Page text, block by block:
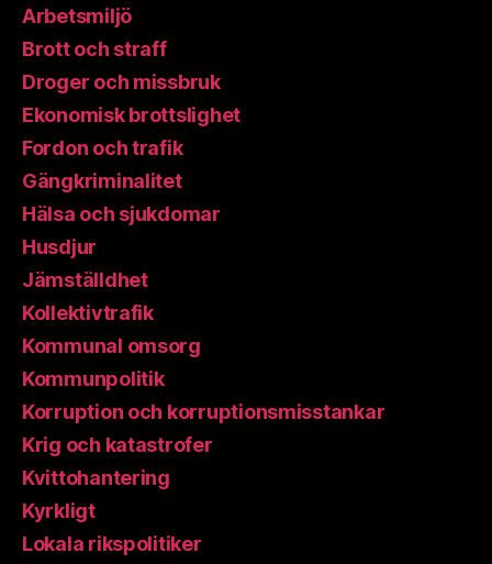
Arbetsmiljö
Brott och straff
Droger och missbruk
Ekonomisk brottslighet
Fordon och trafik
Gängkriminalitet
Hälsa och sjukdomar
Husdjur
Jämställdhet
Kollektivtrafik
Kommunal omsorg
Kommunpolitik
Korruption och korruptionsmisstankar
Krig och katastrofer
Kvittohantering
Kyrkligt
Lokala rikspolitiker